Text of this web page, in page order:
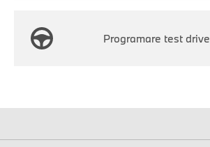
Programare test drive